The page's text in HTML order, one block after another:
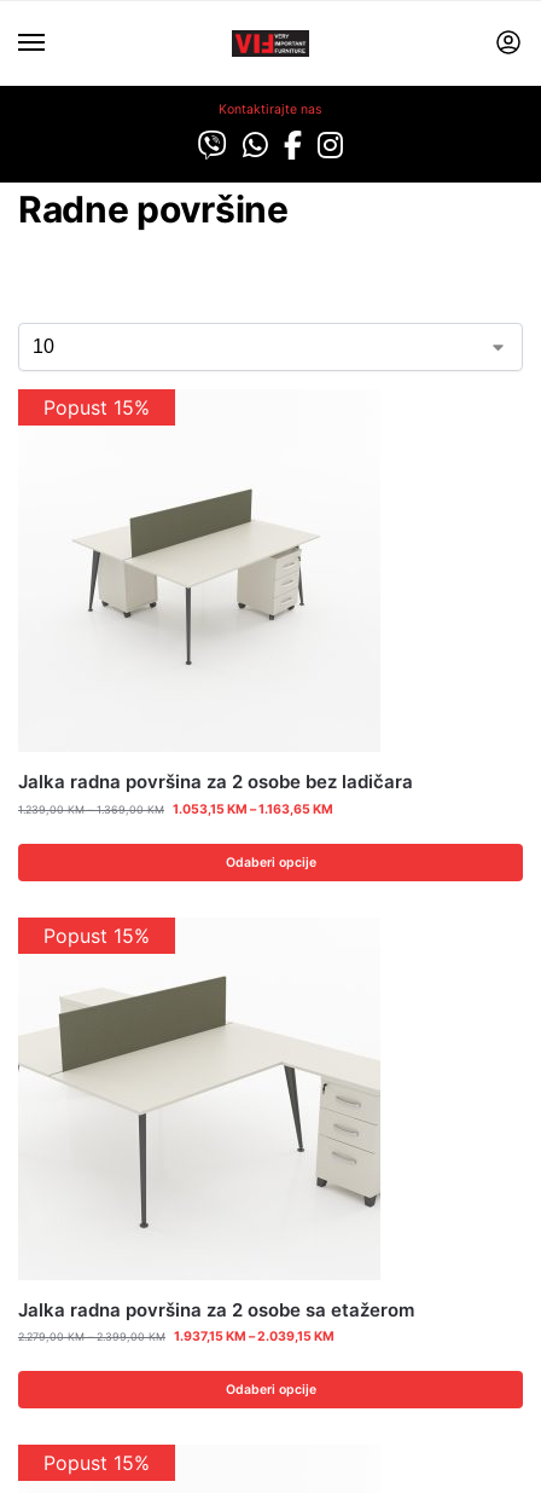
Kontaktirajte nas
Radne površine
Popust 15%
Jalka radna površina za 2 osobe bez ladičara
1.239,00KM – 1.369,00KM 1.053,15KM –1.163,65KM
Odaberi opcije
Popust 15%
Jalka radna površina za 2 osobe sa etažerom
2.279,00KM – 2.399,00KM 1.937,15KM –2.039,15KM
Odaberi opcije
Popust 15%